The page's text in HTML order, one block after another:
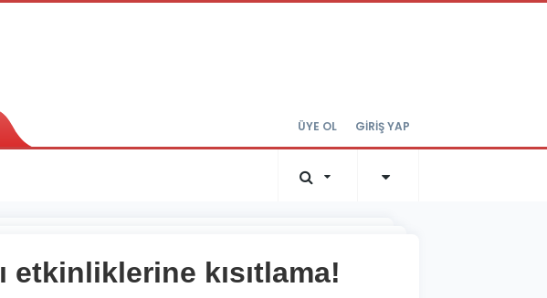
ÜYE OL GİRİŞ YAP
etkinliklerine kısıtlama!